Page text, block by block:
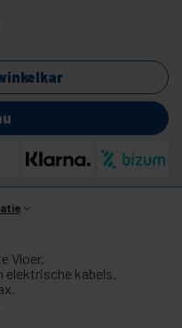
Vloer.
elektrische kabels.